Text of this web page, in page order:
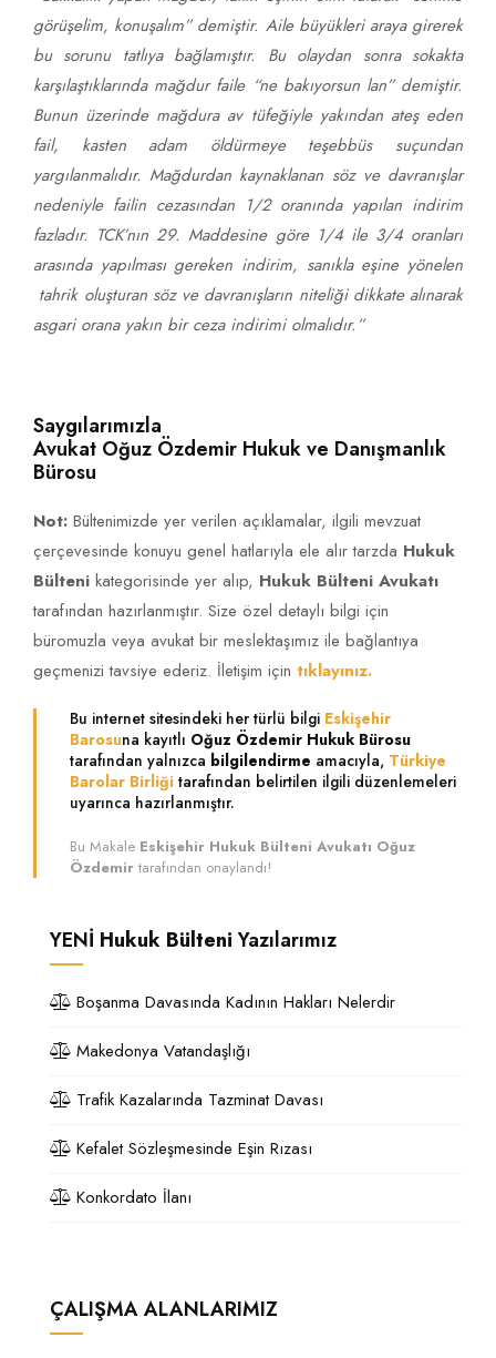
görüşelim, konuşalım” demiştir. Aile büyükleri araya girerek
bu sorunu tatlıya bağlamıştır. Bu olaydan sonra sokakta
karşılaştıklarında mağdur faile “ne bakıyorsun lan” demiştir.
Bunun üzerinde mağdura av tüfeğiyle yakından ateş eden
fail, kasten adam öldürmeye teşebbüs suçundan
yargılanmalıdır. Mağdurdan kaynaklanan söz ve davranışlar
nedeniyle failin cezasından 1/2 oranında yapılan indirim
fazladır. TCK’nın 29. Maddesine göre 1/4 ile 3/4 oranları
arasında yapılması gereken indirim, sanıkla eşine yönelen
tahrikoluşturan söz ve davranışların niteliği dikkate alınarak
asgari orana yakın bir ceza indirimi olmalıdır.”
Saygılarımızla
Avukat Oğuz Özdemir Hukuk ve Danışmanlık
Bürosu
Not: Bültenimizde yer verilen açıklamalar, ilgili mevzuat
çerçevesinde konuyu genel hatlarıyla ele alır tarzda Hukuk
Bülteni kategorisinde yer alıp, Hukuk Bülteni Avukatı
tarafından hazırlanmıştır. Size özel detaylı bilgi için
büromuzla veya avukat bir meslektaşımız ile bağlantıya
geçmenizi tavsiye ederiz. İletişim için tıklayınız.
Bu internet sitesindeki her türlü bilgi Eskişehir
Barosuna kayıtlı Oğuz Özdemir Hukuk Bürosu
tarafından yalnızca bilgilendirme amacıyla, Türkiye
Barolar Birliği tarafından belirtilen ilgili düzenlemeleri
uyarınca hazırlanmıştır.
Bu Makale Eskişehir Hukuk Bülteni Avukatı Oğuz
Özdemir tarafından onaylandı!
YENİ Hukuk BülteniYazılarımız
Boşanma Davasında Kadının Hakları Nelerdir
Makedonya Vatandaşlığı
Trafik Kazalarında Tazminat Davası
Kefalet Sözleşmesinde Eşin Rızası
Konkordato İlanı
ÇALIŞMA ALANLARIMIZ